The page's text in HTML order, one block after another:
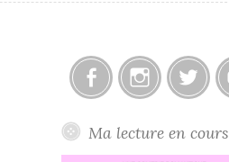
Ma lecture en cours